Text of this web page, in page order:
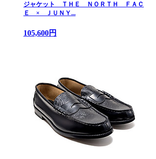
ジャケット ＴＨＥ ＮＯＲＴＨ ＦＡＣ
Ｅ × ＪＵＮＹ...
105,600円